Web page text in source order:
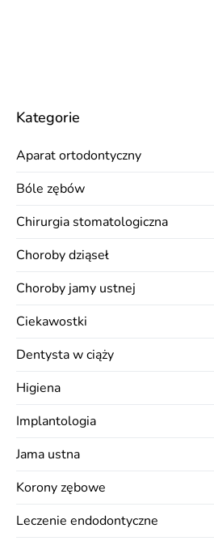
Kategorie
Aparat ortodontyczny
Bóle zębów
Chirurgia stomatologiczna
Choroby dziąseł
Choroby jamy ustnej
Ciekawostki
Dentysta w ciąży
Higiena
Implantologia
Jama ustna
Korony zębowe
Leczenie endodontyczne